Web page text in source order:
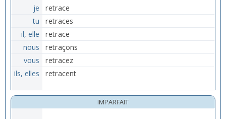
je
retrace
tu
retraces
il, elle
retrace
nous
retraçons
vous
retracez
ils, elles
retracent
IMPARFAIT